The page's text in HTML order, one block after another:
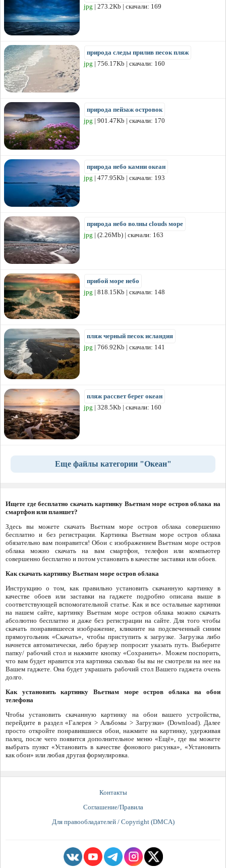
jpg | 273.2Kb | скачали: 169
природа следы прилив песок пляж
jpg | 756.17Kb | скачали: 160
природа пейзаж островок
jpg | 901.47Kb | скачали: 170
природа небо камни океан
jpg | 477.95Kb | скачали: 193
природа небо волны clouds море
jpg | (2.26Mb) | скачали: 163
прибой море небо
jpg | 818.15Kb | скачали: 148
пляж черный песок исландия
jpg | 766.92Kb | скачали: 141
пляж рассвет берег океан
jpg | 328.5Kb | скачали: 160
Еще файлы категории "Океан"
Ищете где бесплатно скачать картинку Вьетнам море остров облака на
смартфон или планшет?
Здесь вы можете скачать Вьетнам море остров облака совершенно
бесплатно и без регистрации. Картинка Вьетнам море остров облака
обязательно вам понравится! Обои с изображением Вьетнам море остров
облака можно скачать на вам смартфон, телефон или компьютер
совершенно бесплатно и потом установить в качестве заставки или обоев.
Как скачать картинку Вьетнам море остров облака
Инструкцию о том, как правильно установить скачанную картинку в
качестве обоев или заставки на гаджете подробно описана выше в
соответствующей вспомогательной статье. Как и все остальные картинки
на нашем сайте, картинку Вьетнам море остров облака можно скачать
абсолютно бесплатно и даже без регистрации на сайте. Для того чтобы
скачать понравившееся изображение, кликните на подсвеченный синим
прямоугольник «Скачать», чтобы приступить к загрузке. Загрузка либо
начнется автоматически, либо браузер попросит указать путь. Выберите
папку/ рабочий стол и нажмите кнопку «Сохранить». Можем поспорить,
что вам будет нравится эта картинка сколько бы вы не смотрели на нее на
Вашем гаджете. Она будет украшать рабочий стол Вашего гаджета очень
долго.
Как установить картинку Вьетнам море остров облака на обои
телефона
Чтобы установить скачанную картинку на обои вашего устройства,
перейдите в раздел «Галерея > Альбомы > Загрузки» (Download). Далее
просто откройте понравившиеся обои, нажмите на картинку, удерживая
палец, после чего появится дополнительное меню «Ещё», где вы можете
выбрать пункт «Установить в качестве фонового рисунка», «Установить
как обои» или любая другая формулировка.
Контакты
Соглашение/Правила
Для правообладателей / Copyright (DMCA)